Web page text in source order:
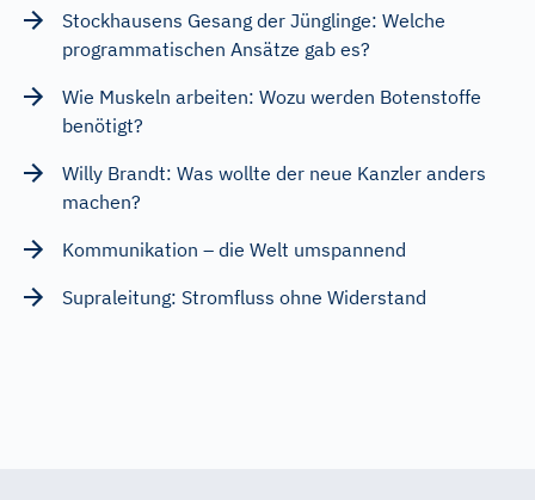
Stockhausens Gesang der Jünglinge: Welche
programmatischen Ansätze gab es?
Wie Muskeln arbeiten: Wozu werden Botenstoffe
benötigt?
Willy Brandt: Was wollte der neue Kanzler anders
machen?
Kommunikation – die Welt umspannend
Supraleitung: Stromfluss ohne Widerstand